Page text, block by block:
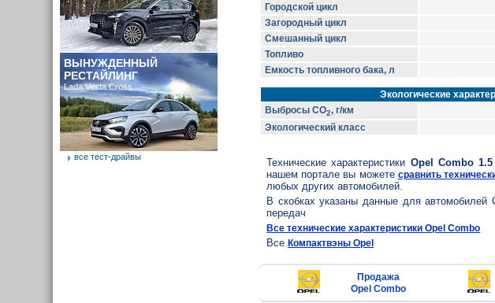
Городской цикл
Загородный цикл
Смешанный цикл
Топливо
Емкость топливного бака, л
Экологические
Выбросы CO2, г/км
Экологический класс
Технические характеристики Opel Combo
нашем портале вы можете сравнить
любых других автомобилей.
В скобках указаны данные для автомобилей
передач
Все технические характеристики Opel Combo
ВсеКомпактвэны Opel
Продажа
Opel Combo
ВЫНУЖДЕННЫЙ
РЕСТАЙЛИНГ
Lada Vesta Cross
все тест-драйвы